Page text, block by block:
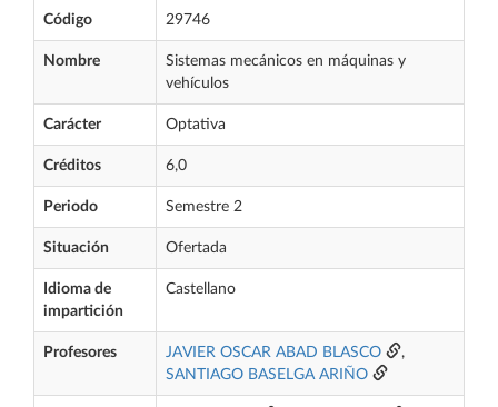
Código 29746
Nombre
Sistemas mecánicos en máquinas y
vehículos
Carácter Optativa
Créditos 6,0
Periodo Semestre 2
Situación Ofertada
Idioma de
impartición
Castellano
Profesores JAVIER OSCAR ABAD BLASCO
,
SANTIAGO BASELGA ARIÑO